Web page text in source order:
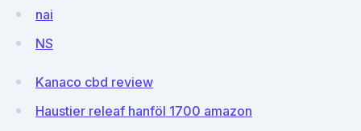
nai
NS
Kanaco cbd review
Haustier releaf hanföl 1700 amazon